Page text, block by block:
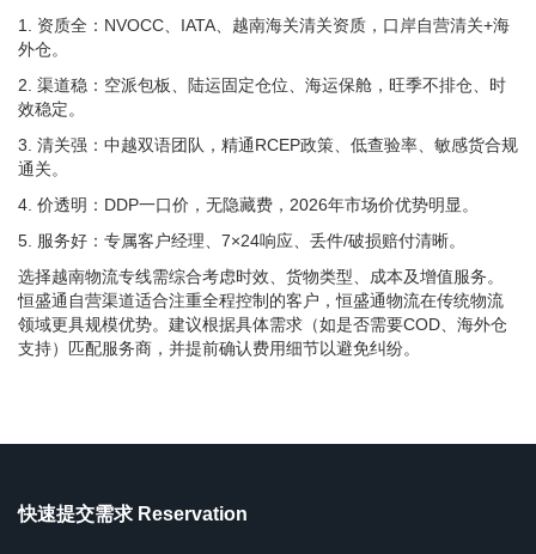
1. 资质全：NVOCC、IATA、越南海关清关资质，口岸自营清关+海
外仓。
2. 渠道稳：空派包板、陆运固定仓位、海运保舱，旺季不排仓、时
效稳定。
3. 清关强：中越双语团队，精通RCEP政策、低查验率、敏感货合规
通关。
4. 价透明：DDP一口价，无隐藏费，2026年市场价优势明显。
5. 服务好：专属客户经理、7×24响应、丢件/破损赔付清晰。
选择越南物流专线需综合考虑时效、货物类型、成本及增值服务。
恒盛通自营渠道适合注重全程控制的客户，恒盛通物流在传统物流
领域更具规模优势。建议根据具体需求（如是否需要COD、海外仓
支持）匹配服务商，并提前确认费用细节以避免纠纷。
快速提交需求 Reservation